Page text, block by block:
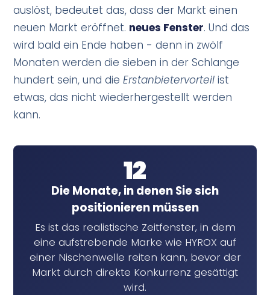
auslöst, bedeutet das, dass der Markt einen
neuen Markt eröffnet. neues Fenster. Und das
wird bald ein Ende haben - denn in zwölf
Monaten werden die sieben in der Schlange
hundert sein, und dieErstanbietervorteil ist
etwas, das nicht wiederhergestellt werden
kann.
12
Die Monate, in denen Sie sich
positionieren müssen
Es ist das realistische Zeitfenster, in dem
eine aufstrebende Marke wie HYROX auf
einer Nischenwelle reiten kann, bevor der
Markt durch direkte Konkurrenz gesättigt
wird.